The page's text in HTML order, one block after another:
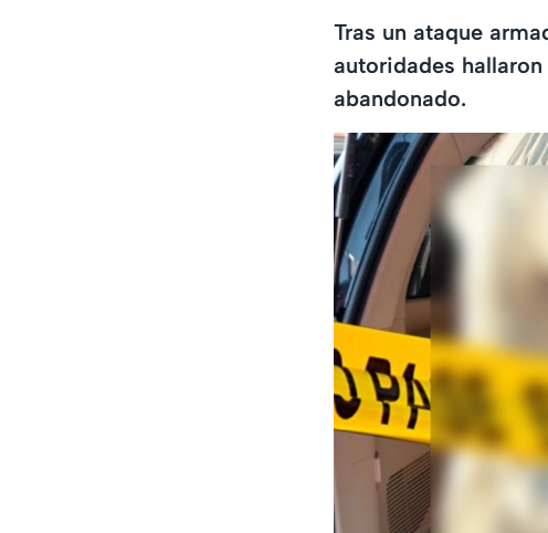
Tras un ataque
autoridades
abandonado.